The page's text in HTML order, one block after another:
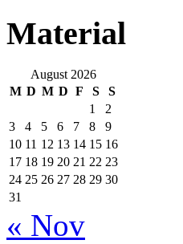
Material
August 2026
M D M D F S
S
1
2
3
4 5 6 7 8
9
10 11 12 13 14 15 16
17 18 19 20 21 22 23
24 25 26 27 28 29 30
31
« Nov